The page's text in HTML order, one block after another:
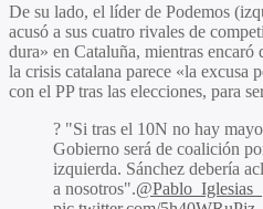
De su lado, el líder de Podemos
acusó a sus cuatro rivales de
dura» en Cataluña, mientras encaró
la crisis catalana parece «la excusa
con el PP tras las elecciones, para
? "Si tras el 10N no hay
Gobierno será de coalición
izquierda. Sánchez debería
a nosotros".@Pablo_Iglesias_